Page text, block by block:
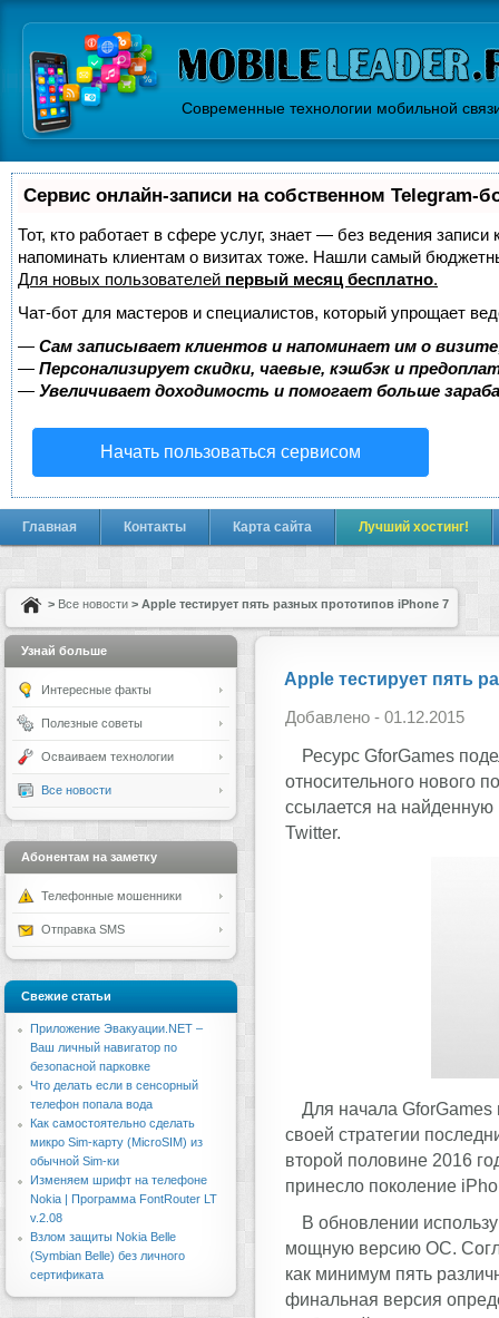
Современные технологии мобильной
Сервис онлайн-записи на собственном Telegram-
Тот, кто работает в сфере услуг, знает — без ведения
напоминать клиентам о визитах тоже. Нашли самый
Для новых пользователей первый месяц бесплатно.
Чат-бот для мастеров и специалистов, который упрощает
— Сам записывает клиентов и напоминает им о
— Персонализирует скидки, чаевые, кэшбэк и
— Увеличивает доходимость и помогает больше
Начать пользоваться сервисом
Главная Контакты Карта сайта Лучший хостинг!
> Все новости > Apple тестирует пять разных прототипов iPhone 7
Apple тестирует пять
Добавлено - 01.12.2015
Ресурс GforGames
относительного нового
ссылается на
Twitter.
Для начала GforGames
своей стратегии
второй половине 2016
принесло поколение
В обновлении
мощную версию ОС.
как минимум пять
финальная версия
Узнай больше
Интересные факты
Полезные советы
Осваиваем технологии
Все новости
Абонентам на заметку
Телефонные мошенники
Отправка SMS
Свежие статьи
Приложение Эвакуации.NET –
Ваш личный навигатор по
безопасной парковке
Что делать если в сенсорный
телефон попала вода
Как самостоятельно сделать
микро Sim-карту (MicroSIM) из
обычной Sim-ки
Изменяем шрифт на телефоне
Nokia | Программа FontRouter LT
v.2.08
Взлом защиты Nokia Belle
(Symbian Belle) без личного
сертификата